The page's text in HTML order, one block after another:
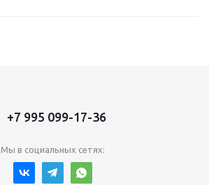
+7 995 099-17-36
Мы в социальных сетях: